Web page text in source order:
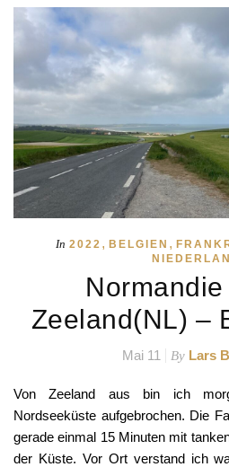
In 2022 , BELGIEN ,
Zeeland(NL) –
Mai 11 By Lars
Von Zeeland aus bin ich
Nordseeküste aufgebrochen. Die
gerade einmal 15 Minuten mit
der Küste. Vor Ort verstand ich